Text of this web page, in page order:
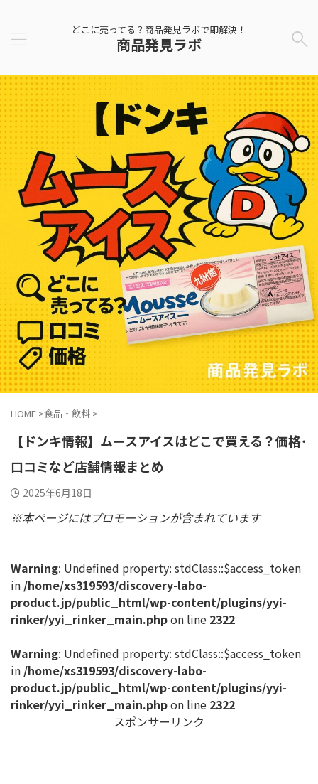
どこに売ってる？商品発見ラボで即解決！
商品発見ラボ
HOME >食品・飲料 >
【ドンキ情報】ムースアイスはどこで買える？価格･
口コミなど店舗情報まとめ
2025年6月18日
※本ページにはプロモーションが含まれています
Warning: Undefined property: stdClass::$access_token
in /home/xs319593/discovery-labo-
product.jp/public_html/wp-content/plugins/yyi-
rinker/yyi_rinker_main.phpon line 2322
Warning: Undefined property: stdClass::$access_token
in /home/xs319593/discovery-labo-
product.jp/public_html/wp-content/plugins/yyi-
rinker/yyi_rinker_main.phpon line 2322
スポンサーリンク